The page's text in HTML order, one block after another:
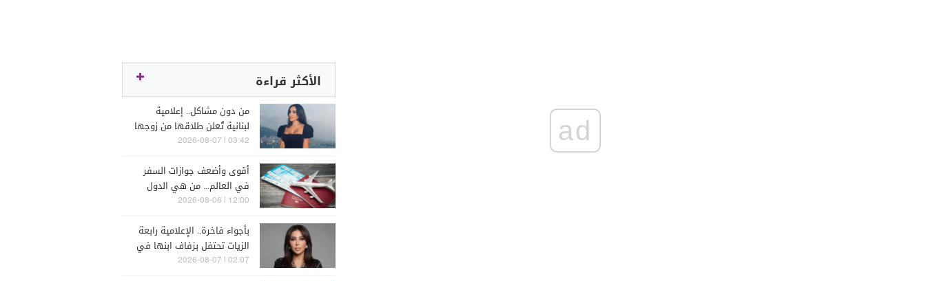
ad
الأكثر قراءة
من دون مشاكل.. إعلامية
لبنانية تُعلن طلاقها من زوجها
رجل الأعمال
03:42 | 2026-08-07
أقوى وأضعف جوازات السفر
في العالم... من هي الدول
التي تصدّرت الترتيب؟
12:00 | 2026-08-06
بأجواء فاخرة.. الإعلامية رابعة
الزيات تحتفل بزفاف ابنها في
البترون (فيديو)
02:07 | 2026-08-07